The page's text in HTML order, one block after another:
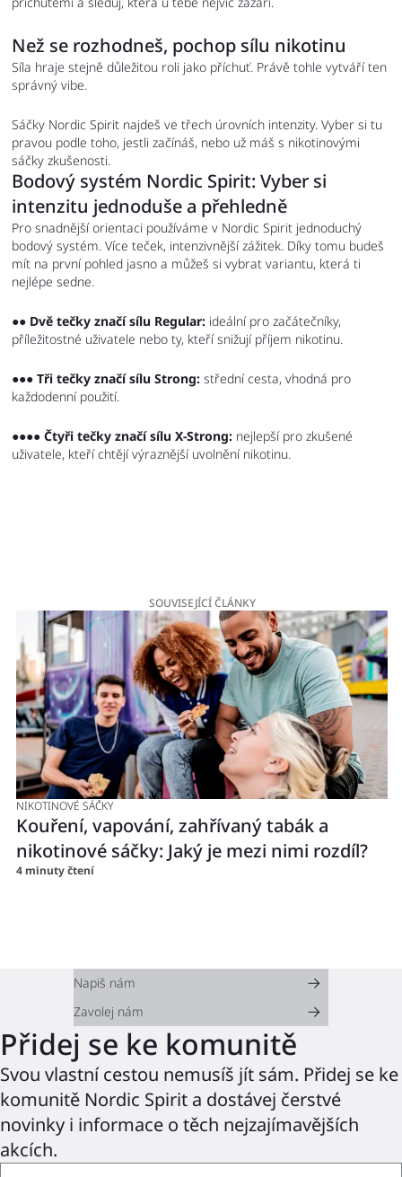
Než se rozhodneš, pochop sílu nikotinu
Síla hraje stejně důležitou roli jako příchuť. Právě tohle vytváří ten
správný vibe.
Sáčky Nordic Spirit najdeš ve třech úrovních intenzity. Vyber si tu
pravou podle toho, jestli začínáš, nebo už máš s nikotinovými
sáčky zkušenosti.
Bodový systém Nordic Spirit: Vyber si
intenzitu jednoduše a přehledně
Pro snadnější orientaci používáme v Nordic Spirit jednoduchý
bodový systém. Více teček, intenzivnější zážitek. Díky tomu budeš
mít na první pohled jasno a můžeš si vybrat variantu, která ti
nejlépe sedne.
●● Dvě tečky značí sílu Regular: ideální pro začátečníky,
příležitostné uživatele nebo ty, kteří snižují příjem nikotinu.
●●● Tři tečky značí sílu Strong: střední cesta, vhodná pro
každodenní použití.
●●●● Čtyři tečky značí sílu X-Strong: nejlepší pro zkušené
uživatele, kteří chtějí výraznější uvolnění nikotinu.
SOUVISEJÍCÍ ČLÁNKY
NIKOTINOVÉ SÁČKY
Kouření, vapování, zahřívaný tabák a
nikotinové sáčky: Jaký je mezi nimi rozdíl?
4 minuty čtení
Napiš nám
Zavolej nám
Přidej se ke komunitě
Svou vlastní cestou nemusíš jít sám. Přidej se ke
komunitě Nordic Spirit a dostávej čerstvé
novinky i informace o těch nejzajímavějších
akcích.